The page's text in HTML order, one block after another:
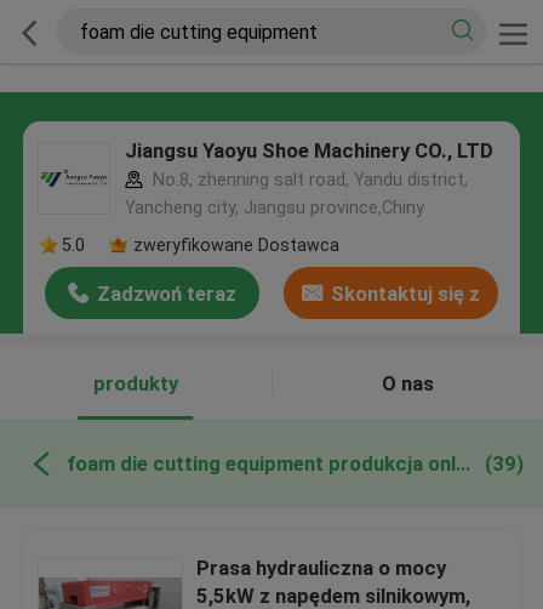
Jiangsu Yaoyu Shoe Machinery CO., LTD
No.8, zhenning salt road, Yandu district,
Yancheng city, Jiangsu province,Chiny
5.0
zweryfikowane Dostawca
Zadzwoń teraz Skontaktuj się z
produkty
O nas
foam die cutting equipment produkcja online (39)
Prasa hydrauliczna o mocy
5,5kW z napędem silnikowym,